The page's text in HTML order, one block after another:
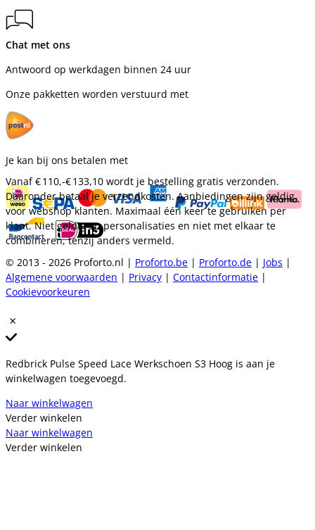
Chat met ons
Antwoord op werkdagen binnen 24 uur
Onze pakketten worden verstuurd met
Je kan bij ons betalen met
Vanaf€ 110,-€ 133,10 wordt je bestelling gratis verzonden.
Daaronder betaal je verzendkosten. Aanbiedingen zijn geldig
voor webshop klanten. Maximaal één keer te gebruiken per
klant. Niet geldig op personalisaties en niet met elkaar te
combineren, tenzij anders vermeld.
© 2013 - 2026 Proforto.nl | Proforto.be | Proforto.de | Jobs |
Algemene voorwaarden | Privacy | Contactinformatie |
Cookievoorkeuren
Redbrick Pulse Speed Lace Werkschoen S3 Hoog is aan je
winkelwagen toegevoegd.
Naar winkelwagen
Verder winkelen
Naar winkelwagen
Verder winkelen